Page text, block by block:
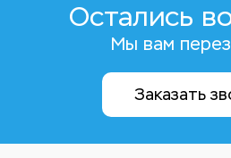
Остались
Мы вам
Заказать